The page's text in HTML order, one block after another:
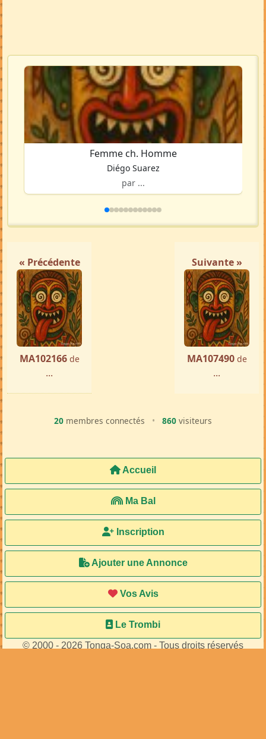
Femme ch. Homme
Diégo Suarez
par ...
« Précédente
MA102166 de
...
Suivante »
MA107490 de
...
20 membres connectés • 860 visiteurs
Accueil
Ma Bal
Inscription
Ajouter une Annonce
Vos Avis
Le Trombi
© 2000 - 2026 Tonga-Soa.com - Tous droits réservés